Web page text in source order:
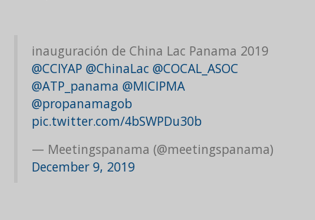
inauguración de China Lac Panama 2019
@CCIYAP @ChinaLac @COCAL_ASOC
@ATP_panama @MICIPMA
@propanamagob
pic.twitter.com/4bSWPDu30b
— Meetingspanama (@meetingspanama)
December 9, 2019